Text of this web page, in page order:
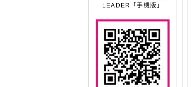
LEADER「手機版」